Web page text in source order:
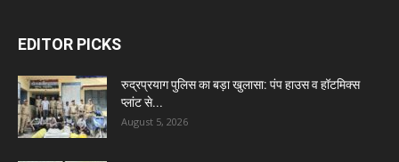
EDITOR PICKS
रुद्रप्रयाग पुलिस का बड़ा खुलासा: पंप हाउस व हॉटमिक्स
प्लांट से...
August 5, 2026